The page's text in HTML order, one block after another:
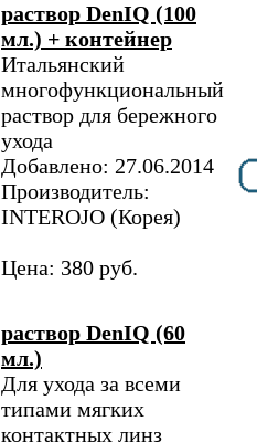
раствор DenIQ (100
мл.) + контейнер
Итальянский
многофункциональный
раствор для бережного
ухода
Добавлено: 27.06.2014
Производитель:
INTEROJO (Корея)
Цена: 380 руб.
раствор DenIQ (60
мл.)
Для ухода за всеми
типами мягких
контактных линз